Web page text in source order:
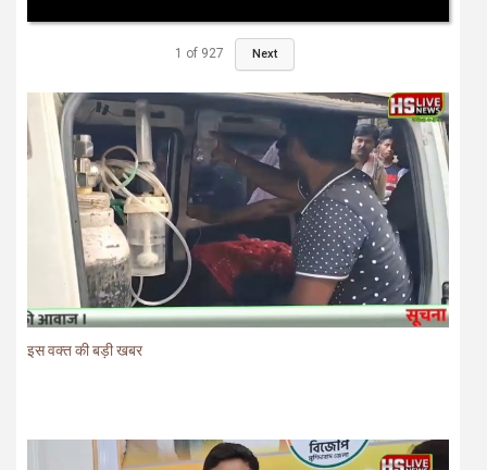
1 of 927 Next
इस वक्त की बड़ी खबर